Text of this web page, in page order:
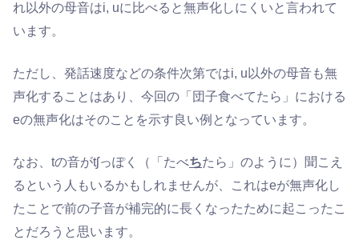
れ以外の母音はi, uに比べると無声化しにくいと言われて
います。
ただし、発話速度などの条件次第ではi, u以外の母音も無
声化することはあり、今回の「団子食べてたら」における
eの無声化はそのことを示す良い例となっています。
なお、tの音がtʃっぽく（「たべちたら」のように）聞こえ
るという人もいるかもしれませんが、これはeが無声化し
たことで前の子音が補完的に長くなったために起こったこ
とだろうと思います。